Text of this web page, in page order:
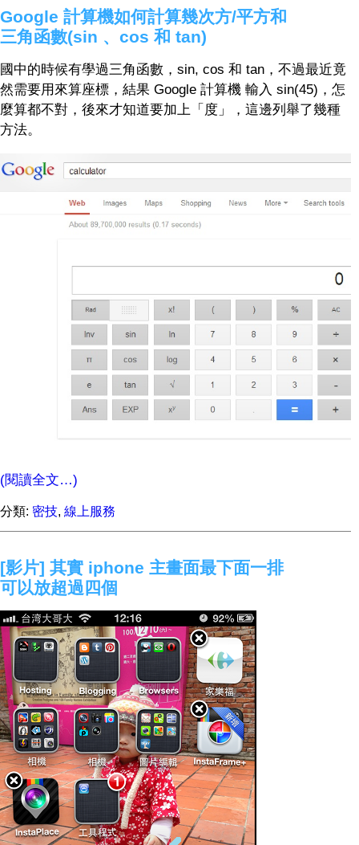
Google 計算機如何計算幾次方/平方和
三角函數(sin 、cos 和 tan)
國中的時候有學過三角函數，sin, cos 和 tan，不過最近竟
然需要用來算座標，結果 Google 計算機 輸入 sin(45)，怎
麼算都不對，後來才知道要加上「度」，這邊列舉了幾種
方法。
(閱讀全文…)
分類: 密技, 線上服務
[影片] 其實 iphone 主畫面最下面一排
可以放超過四個